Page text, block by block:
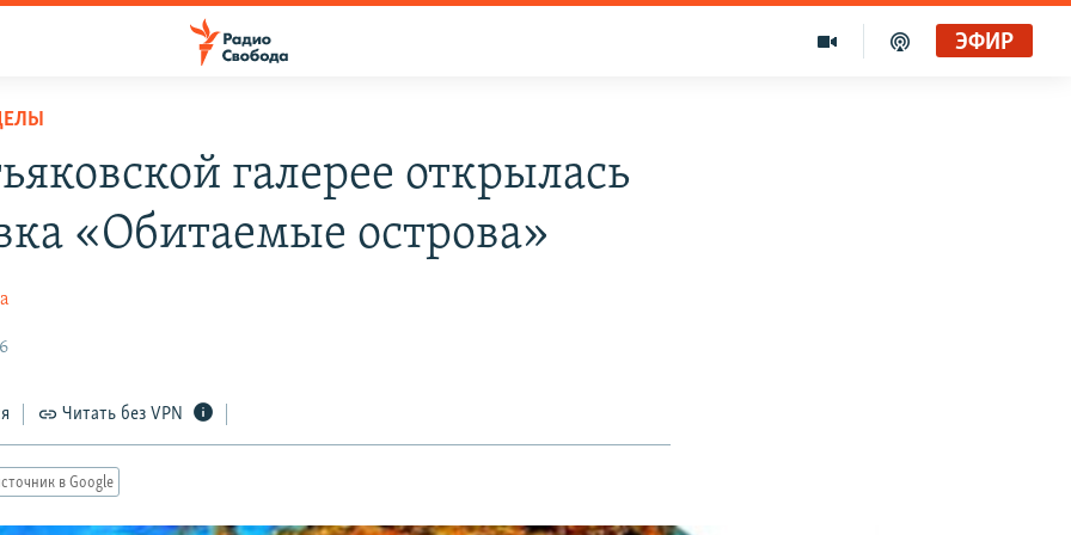
ЭФИР
галерее открылась
«Обитаемые острова»
Читать без VPN
в Google